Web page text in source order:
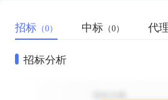
招标 （0） 中标 （0） 代
招标分析